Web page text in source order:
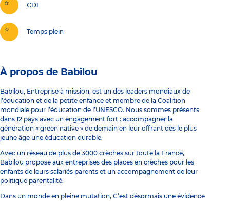
CDI
Temps plein
À propos de Babilou
Babilou, Entreprise à mission, est un des leaders mondiaux de
l’éducation et de la petite enfance et membre de la Coalition
mondiale pour l’éducation de l’UNESCO. Nous sommes présents
dans 12 pays avec un engagement fort : accompagner la
génération « green native » de demain en leur offrant dès le plus
jeune âge une éducation durable.
Avec un réseau de plus de 3000 crèches sur toute la France,
Babilou propose aux entreprises des places en crèches pour les
enfants de leurs salariés parents et un accompagnement de leur
politique parentalité.
Dans un monde en pleine mutation, C’est désormais une évidence